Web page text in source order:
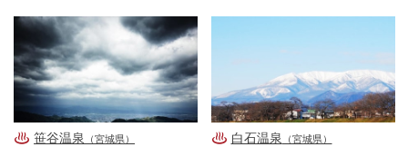
笹谷温泉 （宮城県） 白石温泉 （宮城県）